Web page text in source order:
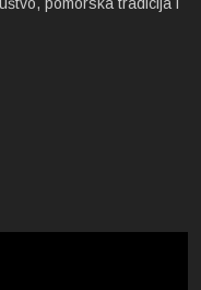
pomorska tradicija i